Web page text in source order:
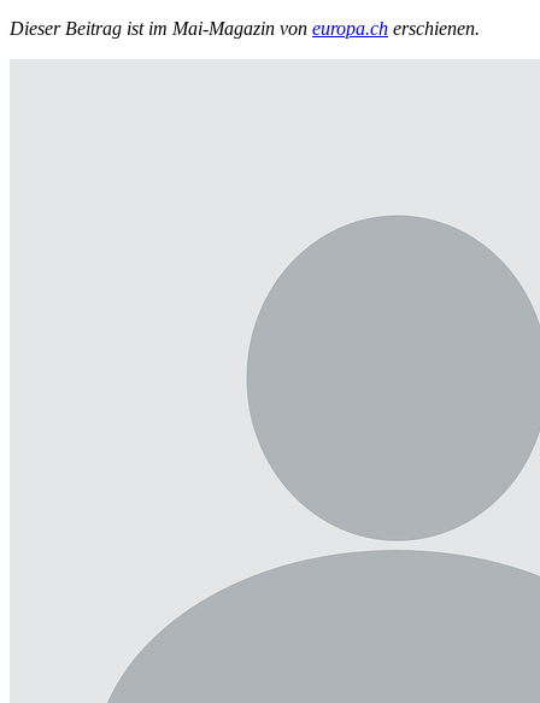
Dieser Beitrag ist im Mai-Magazin von europa.ch erschienen.